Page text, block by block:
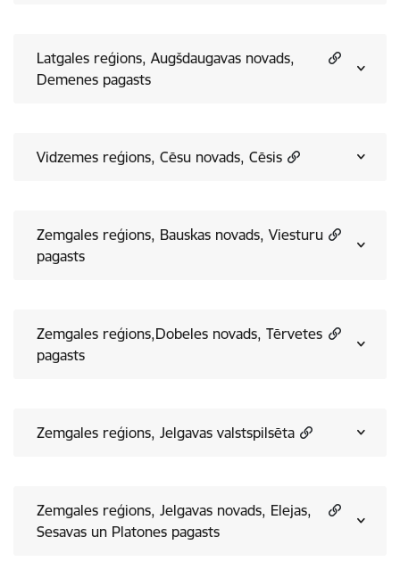
Latgales reģions, Augšdaugavas novads,
Demenes pagasts
Vidzemes reģions, Cēsu novads, Cēsis
Zemgales reģions, Bauskas novads, Viesturu
pagasts
Zemgales reģions,Dobeles novads, Tērvetes
pagasts
Zemgales reģions, Jelgavas valstspilsēta
Zemgales reģions, Jelgavas novads, Elejas,
Sesavas un Platones pagasts